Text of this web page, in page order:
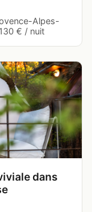
Alpes-
€ / nuit
dans